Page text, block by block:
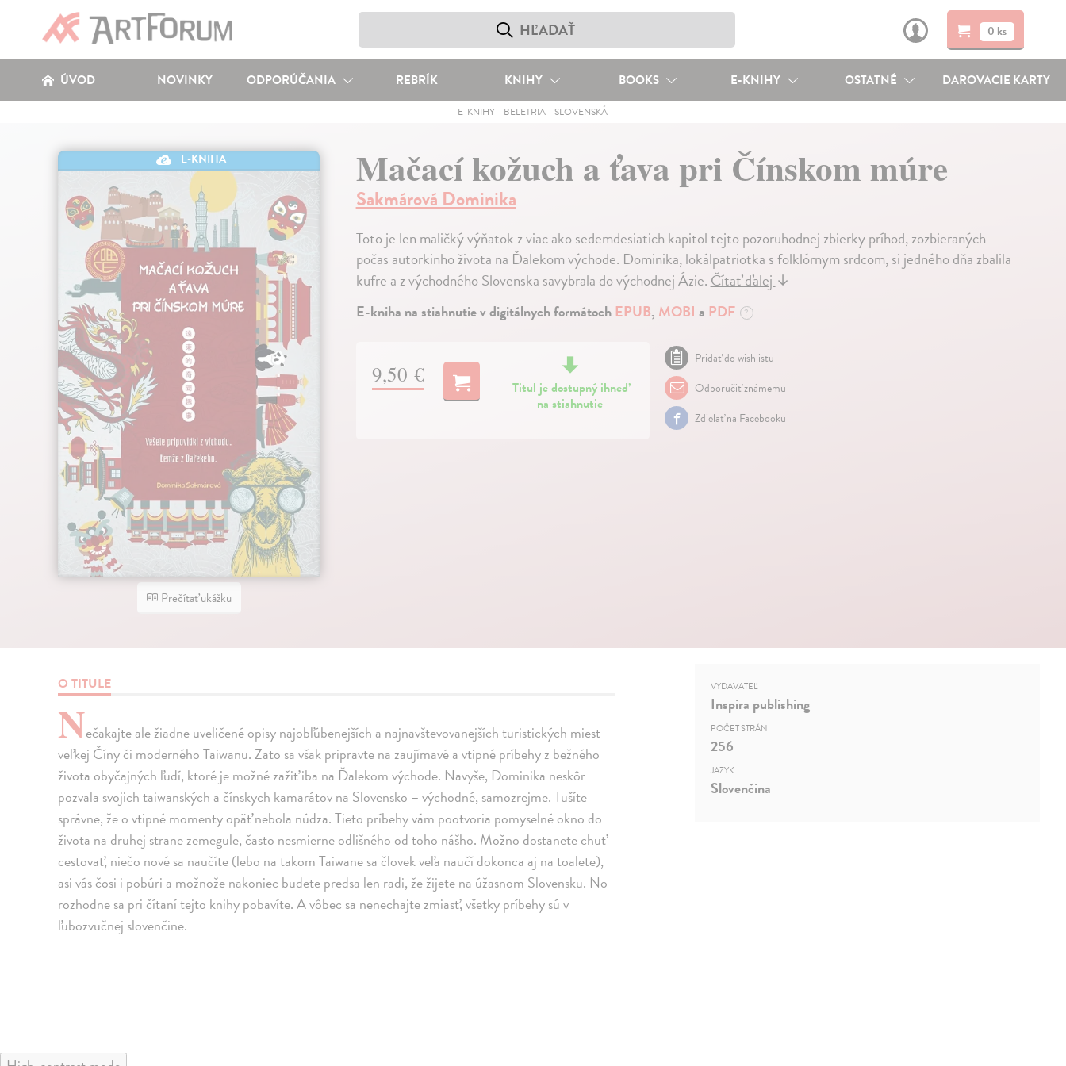
0 ks
ÚVOD NOVINKY ODPORÚČANIA REBRÍK KNIHY BOOKS E-KNIHY OSTATNÉ DAROVACIE KARTY
E-KNIHY - BELETRIA - SLOVENSKÁ
E-KNIHA
Prečítať ukážku
Mačací kožuch a ťava pri Čínskom múre
Sakmárová Dominika
Toto je len maličký výňatok z viac ako sedemdesiatich kapitol tejto pozoruhodnej zbierky príhod, zozbieraných
počas autorkinho života na Ďalekom východe. Dominika, lokálpatriotka s folklórnym srdcom, si jedného dňa zbalila
kufre a z východného Slovenska savybrala do východnej Ázie.Čítať ďalej↓
E-kniha na stiahnutie v digitálnych formátochEPUB, MOBI a PDF ?
9,50 €
Titul je dostupný ihneď
na stiahnutie
Pridať do wishlistu
Odporučiť známemu
Zdielať na Facebooku
O TITULE
Nečakajte ale žiadne uveličené opisy najobľúbenejších a najnavštevovanejších turistických miest
veľkej Číny či moderného Taiwanu. Zato sa však pripravte na zaujímavé a vtipné príbehy z bežného
života obyčajných ľudí, ktoré je možné zažiť iba na Ďalekom východe. Navyše, Dominika neskôr
pozvala svojich taiwanských a čínskych kamarátov na Slovensko – východné, samozrejme. Tušíte
správne, že o vtipné momenty opäť nebola núdza. Tieto príbehy vám pootvoria pomyselné okno do
života na druhej strane zemegule, často nesmierne odlišného od toho nášho. Možno dostanete chuť
cestovať, niečo nové sa naučíte (lebo na takom Taiwane sa človek veľa naučí dokonca aj na toalete),
asi vás čosi i pobúri a možnože nakoniec budete predsa len radi, že žijete na úžasnom Slovensku. No
rozhodne sa pri čítaní tejto knihy pobavíte. A vôbec sa nenechajte zmiasť, všetky príbehy sú v
ľubozvučnej slovenčine.
VYDAVATEĽ
Inspira publishing
POČET STRÁN
256
JAZYK
Slovenčina